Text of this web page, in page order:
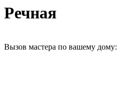
Речная
Вызов мастера по вашему дому: